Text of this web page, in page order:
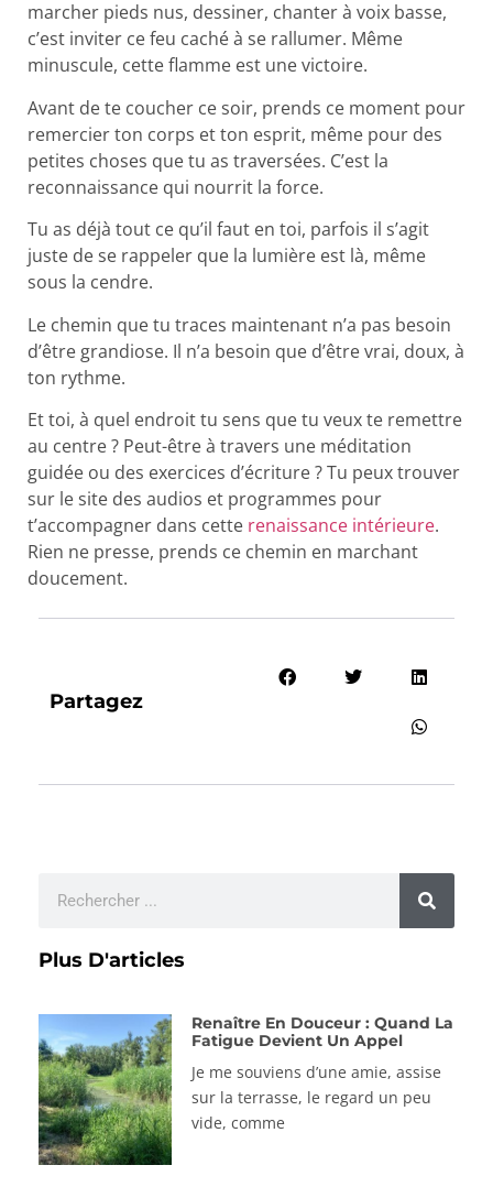
marcher pieds nus, dessiner, chanter à voix basse,
c’est inviter ce feu caché à se rallumer. Même
minuscule, cette flamme est une victoire.
Avant de te coucher ce soir, prends ce moment pour
remercier ton corps et ton esprit, même pour des
petites choses que tu as traversées. C’est la
reconnaissance qui nourrit la force.
Tu as déjà tout ce qu’il faut en toi, parfois il s’agit
juste de se rappeler que la lumière est là, même
sous la cendre.
Le chemin que tu traces maintenant n’a pas besoin
d’être grandiose. Il n’a besoin que d’être vrai, doux, à
ton rythme.
Et toi, à quel endroit tu sens que tu veux te remettre
au centre ? Peut-être à travers une méditation
guidée ou des exercices d’écriture ? Tu peux trouver
sur le site des audios et programmes pour
t’accompagner dans cette renaissance intérieure.
Rien ne presse, prends ce chemin en marchant
doucement.
Partagez
Plus D'articles
Renaître En Douceur : Quand La
Fatigue Devient Un Appel
Je me souviens d’une amie, assise
sur la terrasse, le regard un peu
vide, comme